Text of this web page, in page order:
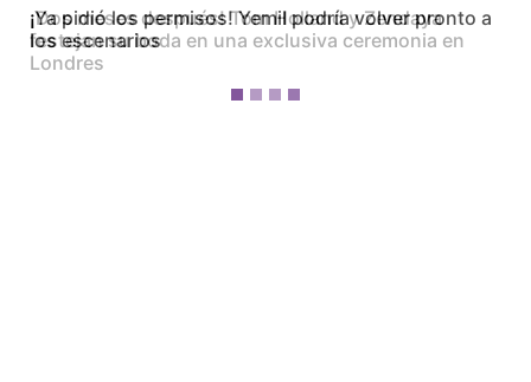
¡Dos meses después! Tom Holland y Zendaya
festejan su boda en una exclusiva ceremonia en
Londres